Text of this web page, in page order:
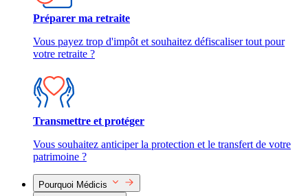
Préparer ma retraite
Vous payez trop d'impôt et souhaitez défiscaliser tout pour
votre retraite ?
Transmettre et protéger
Vous souhaitez anticiper la protection et le transfert de votre
patrimoine ?
Pourquoi Médicis